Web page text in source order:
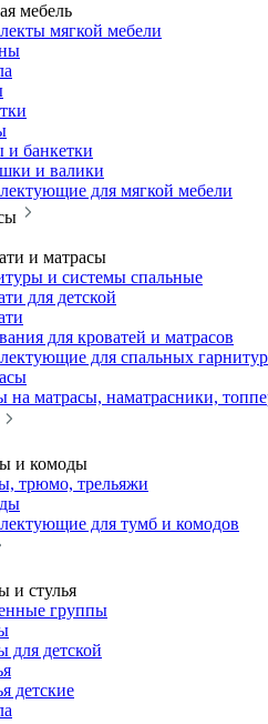
мебель
мягкой мебели
банкетки
и валики
для мягкой мебели
и матрасы
и системы спальные
для детской
для кроватей и матрасов
для спальных
на матрасы, наматрасники,
и комоды
трюмо, трельяжи
для тумб и комодов
и стулья
группы
для детской
детские